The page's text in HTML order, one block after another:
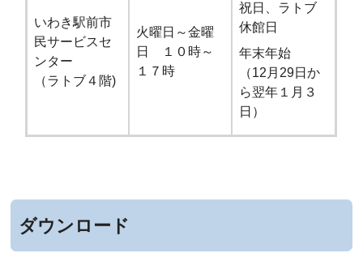
いわき駅前市
民サービスセ
ンター
（ラトブ４階)
火曜日～金曜
日 １０時～
１７時
祝日、ラトブ
休館日
年末年始
（12月29日か
ら翌年１月３
日）
ダウンロード